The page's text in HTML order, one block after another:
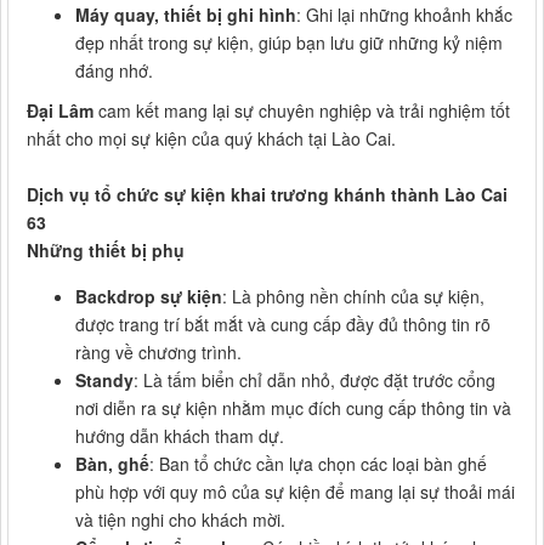
Máy quay, thiết bị ghi hình: Ghi lại những khoảnh khắc
đẹp nhất trong sự kiện, giúp bạn lưu giữ những kỷ niệm
đáng nhớ.
Đại Lâm cam kết mang lại sự chuyên nghiệp và trải nghiệm tốt
nhất cho mọi sự kiện của quý khách tại Lào Cai.
Dịch vụ tổ chức sự kiện khai trương khánh thành Lào Cai
63
Những thiết bị phụ
Backdrop sự kiện: Là phông nền chính của sự kiện,
được trang trí bắt mắt và cung cấp đầy đủ thông tin rõ
ràng về chương trình.
Standy: Là tấm biển chỉ dẫn nhỏ, được đặt trước cổng
nơi diễn ra sự kiện nhằm mục đích cung cấp thông tin và
hướng dẫn khách tham dự.
Bàn, ghế: Ban tổ chức cần lựa chọn các loại bàn ghế
phù hợp với quy mô của sự kiện để mang lại sự thoải mái
và tiện nghi cho khách mời.